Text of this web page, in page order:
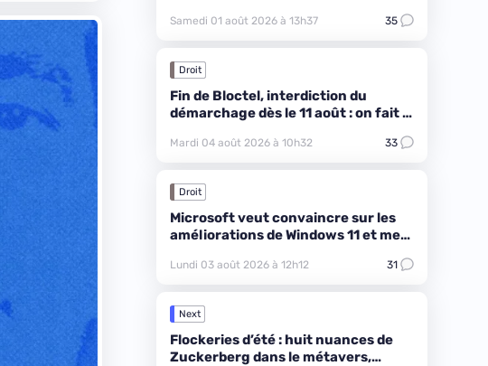
Samedi 01 août 2026 à 13h37 35
Droit
Fin de Bloctel, interdiction du
démarchage dès le 11 août : on fait le
Mardi 04 août 2026 à 10h32 33
Droit
Microsoft veut convaincre sur les
améliorations de Windows 11 et met
Lundi 03 août 2026 à 12h12 31
Next
Flockeries d’été : huit nuances de
Zuckerberg dans le métavers,